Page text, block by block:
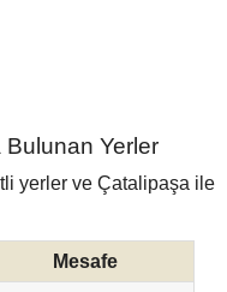
Bulunan Yerler
yerler ve Çatalipaşa ile
Mesafe